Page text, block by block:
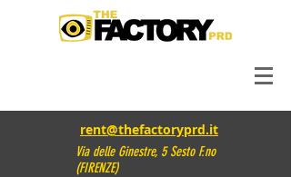
rent@thefactoryprd.it
Via delle Ginestre, 5 Sesto F.no
(FIRENZE)